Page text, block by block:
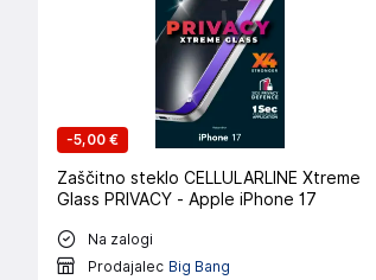
-5,00 €
Zaščitno steklo CELLULARLINE Xtreme
Glass PRIVACY - Apple iPhone 17
Na zalogi
Prodajalec Big Bang